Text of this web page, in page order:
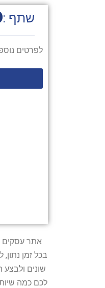
שתף :
לפרטים
בכל זמן
שונים
לכם כמה